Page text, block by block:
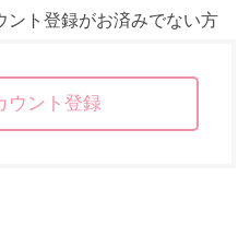
ント登録がお済みでない方
ウント登録